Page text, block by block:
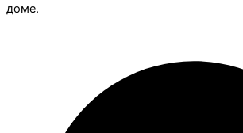
доме.